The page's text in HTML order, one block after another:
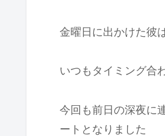
金曜日に出かけた彼
いつもタイミング合
今回も前日の深夜に
ートとなりました